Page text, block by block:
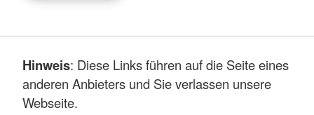
Hinweis: Diese Links führen auf die Seite eines
anderen Anbieters und Sie verlassen unsere
Webseite.